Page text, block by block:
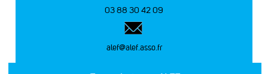
03 88 30 42 09
alef@alef.asso.fr